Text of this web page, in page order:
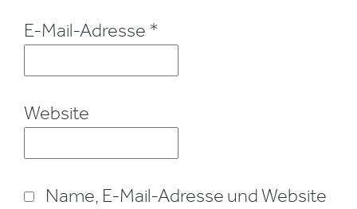
E-Mail-Adresse *
Website
Name, E-Mail-Adresse und Website